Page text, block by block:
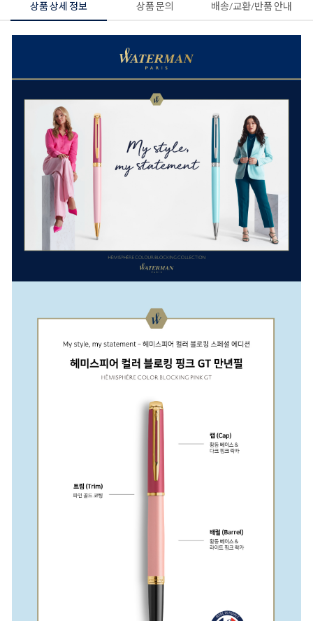
상품 상세 정보 상품 문의 배송/교환/반품 안내